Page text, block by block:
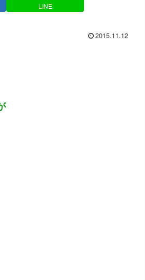
LINE
2015.11.12